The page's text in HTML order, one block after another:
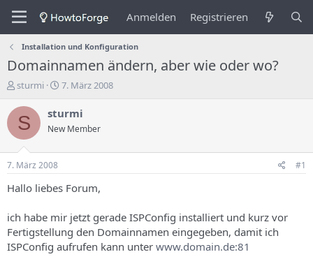
Anmelden Registrieren
Installation und Konfiguration
Domainnamen ändern, aber wie oder wo?
E
s
t
e
l
e
r
s
T
h
sturmi
E
s
e
n
d
a
t
7. März 2008
S sturmi
New Member
7. März 2008 #1
Hallo liebes Forum,
ich habe mir jetzt gerade ISPConfig installiert und kurz vor
Fertigstellung den Domainnamen eingegeben, damit ich
ISPConfig aufrufen kann unter www.domain.de:81